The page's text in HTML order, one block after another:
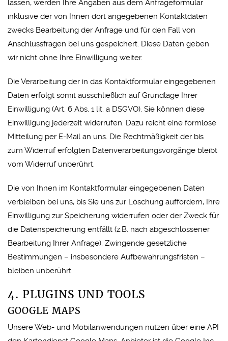
lassen, werden Ihre Angaben aus dem Anfrageformular
inklusive der von Ihnen dort angegebenen Kontaktdaten
zwecks Bearbeitung der Anfrage und für den Fall von
Anschlussfragen bei uns gespeichert. Diese Daten geben
wir nicht ohne Ihre Einwilligung weiter.
Die Verarbeitung der in das Kontaktformular eingegebenen
Daten erfolgt somit ausschließlich auf Grundlage Ihrer
Einwilligung (Art. 6 Abs. 1 lit. a DSGVO). Sie können diese
Einwilligung jederzeit widerrufen. Dazu reicht eine formlose
Mitteilung per E-Mail an uns. Die Rechtmäßigkeit der bis
zum Widerruf erfolgten Datenverarbeitungsvorgänge bleibt
vom Widerruf unberührt.
Die von Ihnen im Kontaktformular eingegebenen Daten
verbleiben bei uns, bis Sie uns zur Löschung auffordern, Ihre
Einwilligung zur Speicherung widerrufen oder der Zweck für
die Datenspeicherung entfällt (z.B. nach abgeschlossener
Bearbeitung Ihrer Anfrage). Zwingende gesetzliche
Bestimmungen – insbesondere Aufbewahrungsfristen –
bleiben unberührt.
4. PLUGINS UND TOOLS
GOOGLE MAPS
Unsere Web- und Mobilanwendungen nutzen über eine API